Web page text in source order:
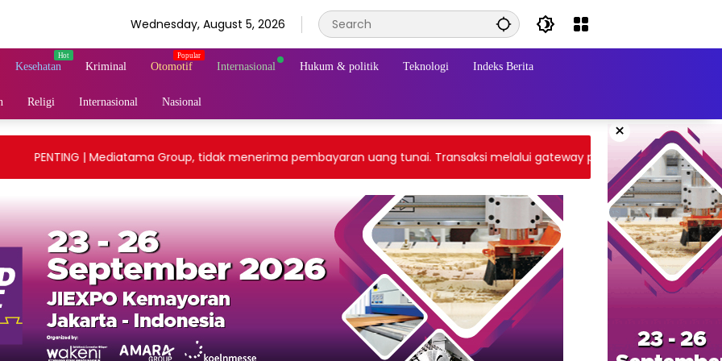
Wednesday, August 5, 2026
Kesehatan Kriminal Otomotif Internasional Hukum & politik Teknologi Indeks Berita
Religi Internasional Nasional
×
PENTING | Mediatama Group, tidak menerima pembayaran uang tunai. Transaksi melalui gateway payment atau tranfer bank